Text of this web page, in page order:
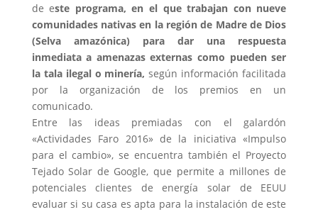
de este programa, en el que trabajan con nueve
comunidades nativas en la región de Madre de Dios
(Selva amazónica)
para dar una respuesta
inmediata a amenazas externas como pueden ser
la tala ilegal o minería, según información facilitada
por la organización de los premios en un
comunicado.
Entre las ideas premiadas con el galardón
«Actividades Faro 2016» de la iniciativa «Impulso
para el cambio», se encuentra también el Proyecto
Tejado Solar de Google, que permite a millones de
potenciales clientes de energía solar de EEUU
evaluar si su casa es apta para la instalación de este